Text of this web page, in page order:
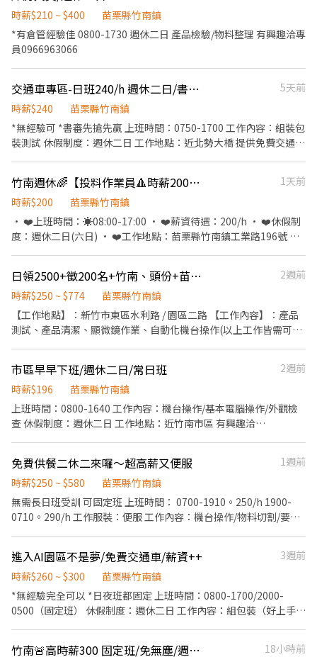
時薪$210 ~ $400
苗栗縣竹南鎮
*有倉管經驗佳 0800-1730 週休二日 產品檢驗/物料整理 有興趣洽專
員0966963066
交通車專區-日班240/h 週休二日/書審即可
5天前
時薪$240
苗栗縣竹南鎮
*無經驗可 *書審先搶先贏 上班時間：0750-1700 工作內容：組裝包
裝測試 休假制度：週休二日 工作地點：近北勢大橋 提供免費交通車
竹南週休🌈【投料作業員🔺時薪200🔺週預支】M-M15
1天前
時薪$200
苗栗縣竹南鎮
• ❤️上班時間：☀️08:00-17:00 • ❤️薪資待遇：200/h • ❤️休假制
度：週休二日(六日) • ❤️工作地點：苗栗縣竹南鎮工業路196號 •
❤️工作服裝 : 穿著便服 • ⚡️享轉正機會 • ⚡️學生可 • ⚡️可週領 • ⚡️
天天皆可面試 • ⚡️享勞保、健保、勞退、團保、三節、特休 傳你的
名字以及截圖職缺，他會跟你說後續唷 ID:@866feuvn(晨洸人力銀
行官方帳號) 電話:0901312635 方小姐 0900768770 施先生
日領2500+徵200名+竹南、頭份+苗栗市皆提供免費交通車(周休)+書審可
2週前
時薪$250 ~ $774
苗栗縣竹南鎮
【工作地點】：新竹市東區水利路 / 園區二路 【工作內容】：產品
測試、產品清潔、顯微鏡作業、自動化機台操作(以上工作皆需可配
班至19:00 夜班(20:00-05:00，19:00-03:30)，配合加班至
06:00/07:00 ❤️薪資福利： 時薪日班250/H-300/H 時薪中班290/H-
340/H ❤️休假制度：周休二日 / 二休二 ◎上班路線： 竹南頭份：發
⾞⽵南⾞站→頭份市自強路241號→新⽵市東區⽔利路81 號。 苗栗
市區早早下班/週休二日/常日班
2週前
時薪$196
苗栗縣竹南鎮
上班時間：0800-1640 工作內容：機台操作/基本電腦操作/外觀檢
查 休假制度：週休二日 工作地點：近竹南市區 有興趣洽
免費供餐二休二來囉～超高薪又便服
1週前
時薪$250 ~ $580
苗栗縣竹南鎮
無需長日班受訓 可固定班 上班時間： 0700-1910。250/h 1900-
0710。290/h 工作服裝：便服 工作內容：機台操作/物料切割/要搬
進入AI園區不是夢/免費交通車/薪資++
3週前
時薪$260 ~ $300
苗栗縣竹南鎮
*無經驗完全可以 *日夜班都固定 上班時間：0800-1700/2000-
0500（固定班） 休假制度：週休二日 工作內容：組包裝（好上手）
竹南🚨高時薪300 固定班/免無塵/週休二日/高錄取⭕️ 學經歷不拘哦📩
18小時前